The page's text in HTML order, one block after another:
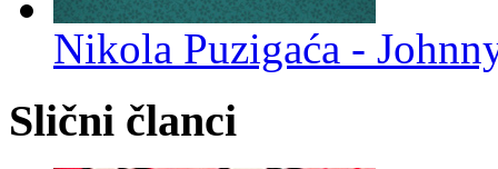
Nikola Puzigaća -
Slični članci